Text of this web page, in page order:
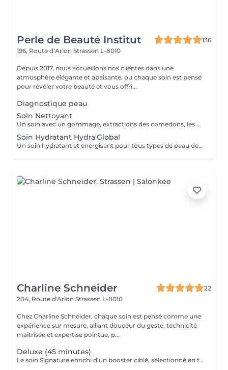
Perle de Beauté Institut
136
196, Route d’Arlon Strassen L-8010
Depuis 2017, nous accueillons nos clientes dans une
atmosphère élégante et apaisante, ou chaque soin est pensé
pour révéler votre beauté et vous offri...
Diagnostique peau
Soin Nettoyant
Un soin avec un gommage, extractions des comedons, les masques spécifiques. Effet : la peau est fraîche, nette et éclatant.
Soin Hydratant Hydra'Global
Un soin hydratant et energisant pour tous types de peau de tous ages. La peau se charge d'une nouvelle énergie et d'éclat, les rides de déshydratation sont atténuées, la peau est repulpée, lumineuse et fraiche.
Charline Schneider
22
204, Route d'Arlon Strassen L-8010
Chez Charline Schneider, chaque soin est pensé comme une
expérience sur mesure, alliant douceur du geste, technicité
maîtrisée et expertise pointue, p...
Deluxe (45 minutes)
Le soin Signature enrichi d'un booster ciblé, sélectionné en fonction des besoins de votre peau (éclat, hydratation, fermeté, anti-âge, imperfections), et d'une séance de LED. Ce soin permet de travailler un objectif précis tout en améliorant la qualité globale de la peau. Idéal pour : cibler une problématique spécifique améliorer le grain de peau renforcer les résultats dans le temps Résultat : peau plus homogène, repulpée et visiblement revitalisée. Ce soin n'est pas adapté aux femmes enceintes ou allaitantes, ainsi qu'aux personnes allergiques aux algues ou à l'aspirine.